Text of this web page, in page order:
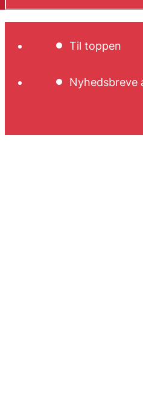
Til toppen
Nyhedsbreve